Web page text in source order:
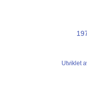
Utviklet